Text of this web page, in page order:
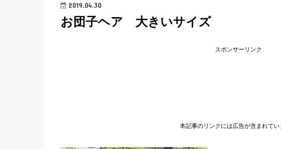
2019.04.30
お団子ヘア 大きいサイズ
スポンサーリンク
本記事のリンクには広告が含まれてい